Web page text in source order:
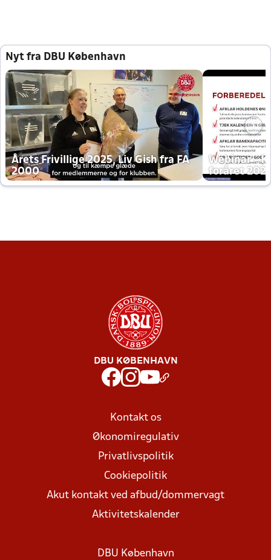
Nyt fra DBU København
Årets Frivillige 2025, Liv Gish fra FA
2000
Webinar -
foråret
DBU KØBENHAVN
Kontakt os
Økonomiregulativ
Privatlivspolitik
Cookiepolitik
Akut kontakt ved afbud/dommervagt
Aktivitetskalender
DBU København